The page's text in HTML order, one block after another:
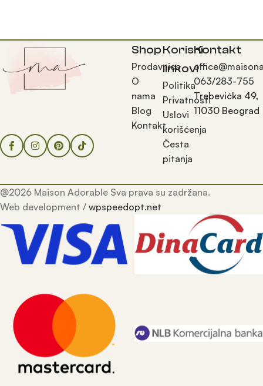
Shop
Prodavnica
O
nama
Blog
Kontakt
Korisni
linkovi
Politika
Privatnosti
Uslovi
korišćenja
Česta
pitanja
Kontakt
063/283-755
Trebevićka 49,
11030 Beograd
@2026 Maison Adorable Sva prava su zadržana.
Web development / wpspeedopt.net